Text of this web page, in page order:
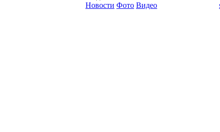
Новости Фото Видео